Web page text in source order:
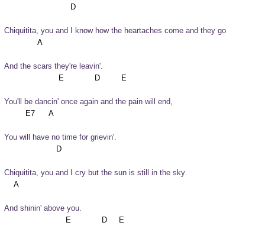
Chiquitita, you and I know how the heartaches come and they go
And the scars they're leavin'.
You'll be dancin' once again and the pain will end,
You will have no time for grievin'.
Chiquitita, you and I cry but the sun is still in the sky
And shinin' above you.